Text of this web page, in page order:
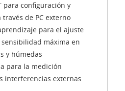
para configuración y
de PC externo
para el ajuste
máxima en
y húmedas
para la medición
interferencias externas